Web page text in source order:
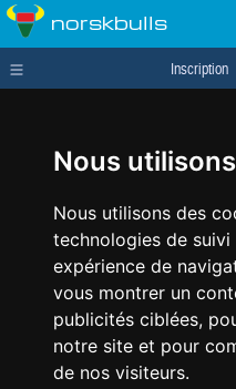
Nous
Nous utilisons des
technologies de
expérience de
vous montrer un
publicités ciblées,
notre site et pour
de nos visiteurs.
norskbulls
Inscription